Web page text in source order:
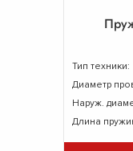
Тип техники:
Диаметр
Наруж.
Длина